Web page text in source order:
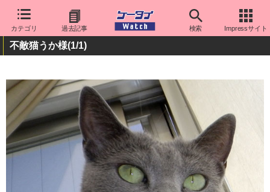
カテゴリ 過去記事 検索 Impressサイト
不敵猫うか様(1/1)